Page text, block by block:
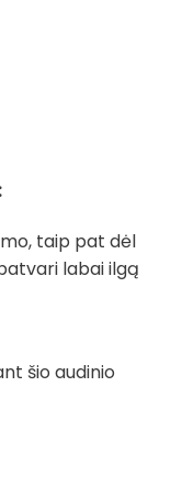
taip pat dėl
labai ilgą
šio audinio